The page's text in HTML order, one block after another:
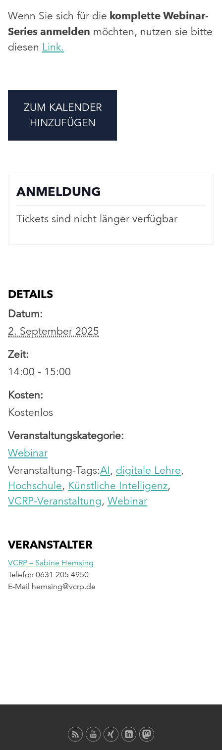
Wenn Sie sich für die komplette Webinar-
Series anmelden möchten, nutzen sie bitte
diesen Link.
ZUM KALENDER
HINZUFÜGEN
DETAILS
Datum:
2. September 2025
Zeit:
14:00 - 15:00
Kosten:
Kostenlos
Veranstaltungskategorie:
Webinar
Veranstaltung-Tags:AI, digitale Lehre,
Hochschule, Künstliche Intelligenz,
VCRP-Veranstaltung, Webinar
VERANSTALTER
VCRP – Sabine Hemsing
Telefon 0631 205 4950
E-Mail hemsing@vcrp.de
ANMELDUNG
Tickets sind nicht länger verfügbar